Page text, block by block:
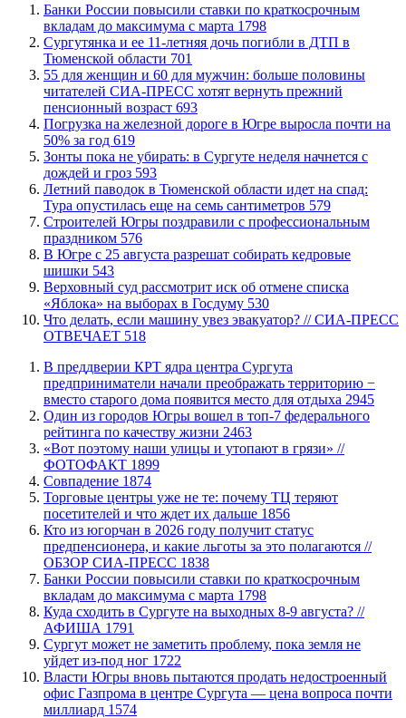
​Банки России повысили ставки по краткосрочным
вкладам до максимума с марта 1798
Сургутянка и ее 11-летняя дочь погибли в ДТП в
Тюменской области 701
​55 для женщин и 60 для мужчин: больше половины
читателей СИА-ПРЕСС хотят вернуть прежний
пенсионный возраст 693
​Погрузка на железной дороге в Югре выросла почти на
50% за год 619
​Зонты пока не убирать: в Сургуте неделя начнется с
дождей и гроз 593
​Летний паводок в Тюменской области идет на спад:
Тура опустилась еще на семь сантиметров 579
​Строителей Югры поздравили с профессиональным
праздником 576
​В Югре с 25 августа разрешат собирать кедровые
шишки 543
​Верховный суд рассмотрит иск об отмене списка
«Яблока» на выборах в Госдуму 530
​Что делать, если машину увез эвакуатор? // СИА-ПРЕСС
ОТВЕЧАЕТ 518
​В преддверии КРТ ядра центра Сургута
предприниматели начали преображать территорию −
вместо старого дома появится место для отдыха 2945
Один из городов Югры вошел в топ-7 федерального
рейтинга по качеству жизни 2463
«Вот поэтому наши улицы и утопают в грязи» //
ФОТОФАКТ 1899
​Совпадение 1874
Торговые центры уже не те: почему ТЦ теряют
посетителей и что ждет их дальше 1856
Кто из югорчан в 2026 году получит статус
предпенсионера, и какие льготы за это полагаются //
ОБЗОР СИА-ПРЕСС 1838
​Банки России повысили ставки по краткосрочным
вкладам до максимума с марта 1798
​Куда сходить в Сургуте на выходных 8-9 августа? //
АФИША 1791
Сургут может не заметить проблему, пока земля не
уйдет из-под ног 1722
Власти Югры вновь пытаются продать недостроенный
офис Газпрома в центре Сургута — цена вопроса почти
миллиард 1574